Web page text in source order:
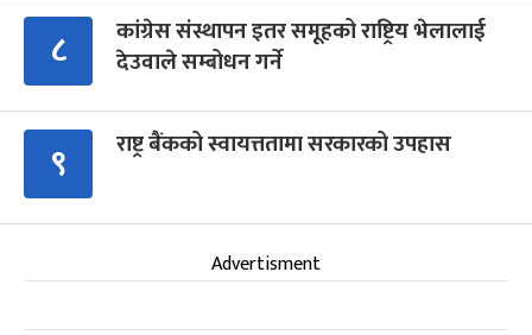
८
कांग्रेस संस्थापन इतर समूहको राष्ट्रिय भेलालाई
देउवाले सम्बोधन गर्ने
९ राष्ट्र बैंकको स्वायत्ततामा सरकारको उपहास
Advertisment